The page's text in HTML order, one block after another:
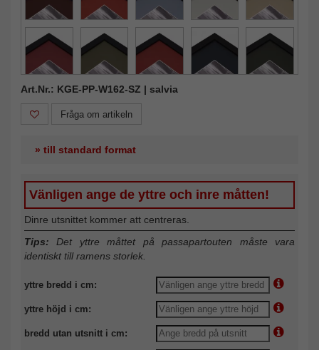
Art.Nr.: KGE-PP-W162-SZ | salvia
Fråga om artikeln
» till standard format
Vänligen ange de yttre och inre måtten!
Dinre utsnittet kommer att centreras.
Tips: Det yttre måttet på passapartouten måste vara
identiskt till ramens storlek.
yttre bredd i cm:
yttre höjd i cm:
bredd utan utsnitt i cm: